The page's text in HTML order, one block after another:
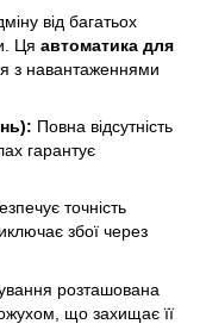
від багатьох
Ця автоматика для
з навантаженнями
Повна відсутність
гарантує
точність
збої через
розташована
що захищає її